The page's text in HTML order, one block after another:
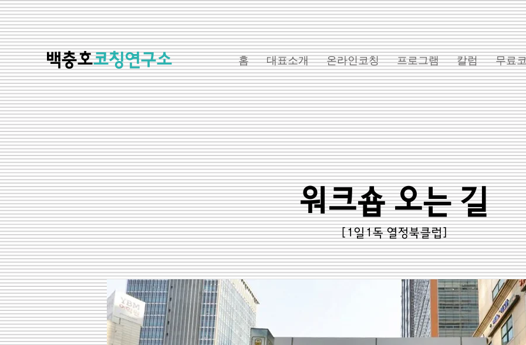
홈 대표소개 온라인코칭 프로그램 칼럼 무료
​백충호코칭연구소
워크숍 오는 길
[1일1독 열정북클럽]